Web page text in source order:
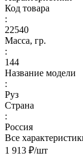
Код товара
:
22540
Масса, гр.
:
144
Название модели
:
Руз
Страна
:
Россия
Все
1 913 ₽/шт